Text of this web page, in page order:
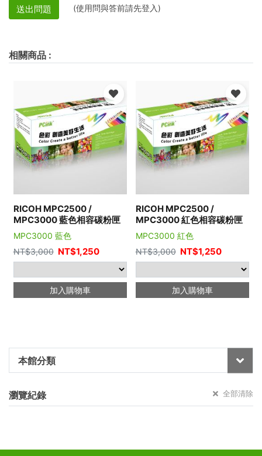
本館分類
瀏覽紀錄 全部清除
送出問題 (使用問與答前請先登入)
相關商品 :
RICOH MPC2500 /
MPC3000 藍色相容碳粉匣
MPC3000 藍色
NT$3,000 NT$1,250
加入購物車
RICOH MPC2500 /
MPC3000 紅色相容碳粉匣
MPC3000 紅色
NT$3,000 NT$1,250
加入購物車